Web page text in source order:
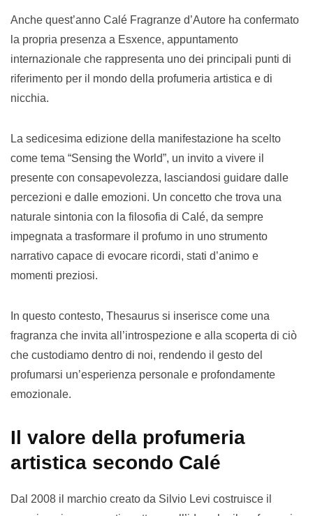
Anche quest’anno Calé Fragranze d’Autore ha confermato
la propria presenza a Esxence, appuntamento
internazionale che rappresenta uno dei principali punti di
riferimento per il mondo della profumeria artistica e di
nicchia.
La sedicesima edizione della manifestazione ha scelto
come tema “Sensing the World”, un invito a vivere il
presente con consapevolezza, lasciandosi guidare dalle
percezioni e dalle emozioni. Un concetto che trova una
naturale sintonia con la filosofia di Calé, da sempre
impegnata a trasformare il profumo in uno strumento
narrativo capace di evocare ricordi, stati d’animo e
momenti preziosi.
In questo contesto, Thesaurus si inserisce come una
fragranza che invita all’introspezione e alla scoperta di ciò
che custodiamo dentro di noi, rendendo il gesto del
profumarsi un’esperienza personale e profondamente
emozionale.
Il valore della profumeria
artistica secondo Calé
Dal 2008 il marchio creato da Silvio Levi costruisce il